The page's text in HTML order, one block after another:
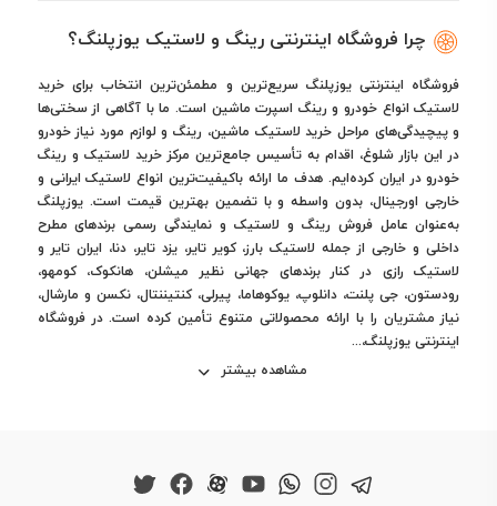
چرا فروشگاه اینترنتی رینگ و لاستیک یوزپلنگ؟
فروشگاه اینترنتی یوزپلنگ سریع‌ترین و مطمئن‌ترین انتخاب برای خرید
لاستیک انواع خودرو و رینگ اسپرت ماشین است. ما با آگاهی از سختی‌ها
و پیچیدگی‌های مراحل خرید لاستیک ماشین، رینگ و لوازم مورد نیاز خودرو
در این بازار شلوغ، اقدام به تأسیس جامع‌ترین مرکز خرید لاستیک و رینگ
خودرو در ایران کرده‌ایم. هدف ما ارائه باکیفیت‌ترین انواع لاستیک ایرانی و
خارجی اورجینال، بدون واسطه و با تضمین بهترین قیمت است. یوزپلنگ
به‌عنوان عامل فروش رینگ و لاستیک و نمایندگی رسمی برندهای مطرح
داخلی و خارجی از جمله لاستیک بارز، کویر تایر، یزد تایر، دنا، ایران تایر و
لاستیک رازی در کنار برندهای جهانی نظیر میشلن، هانکوک، کومهو،
رودستون، جی پلنت، دانلوپ، یوکوهاما، پیرلی، کنتیننتال، نکسن و مارشال،
نیاز مشتریان را با ارائه محصولاتی متنوع تأمین کرده است. در فروشگاه
اینترنتی یوزپلنگ،...
مشاهده بیشتر